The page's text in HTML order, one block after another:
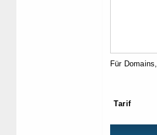
Für
Tarif